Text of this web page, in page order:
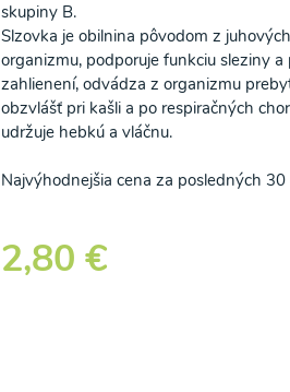
skupiny B.
Slzovka je obilnina pôvodom z
organizmu, podporuje funkciu sleziny
zahlienení, odvádza z organizmu
obzvlášť pri kašli a po respiračných
udržuje hebkú a vláčnu.
Najvýhodnejšia cena za posledných
2,80 €